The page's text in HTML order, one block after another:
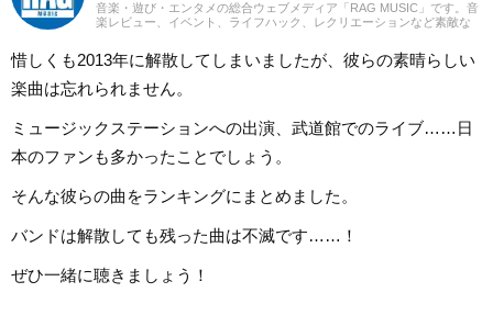
音楽・遊び・エンタメの総合ウェブメディア「RAG MUSIC」です。音
楽レビュー、イベント、ライフハック、レクリエーションなど素敵な
惜しくも2013年に解散してしまいましたが、彼らの素晴らしい
楽曲は忘れられません。
ミュージックステーションへの出演、武道館でのライブ……日
本のファンも多かったことでしょう。
そんな彼らの曲をランキングにまとめました。
バンドは解散しても残った曲は不滅です……！
ぜひ一緒に聴きましょう！